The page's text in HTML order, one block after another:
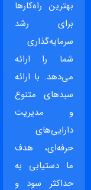
بهترین راه‌کارها
برای رشد
سرمایه‌گذاری
شما را ارائه
می‌دهد. با ارائه
سبدهای متنوع
و مدیریت
دارایی‌های
حرفه‌ای، هدف
ما دستیابی به
حداکثر سود و